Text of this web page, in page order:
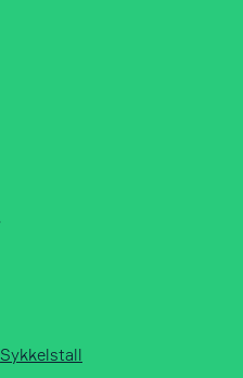
Sykkelstall